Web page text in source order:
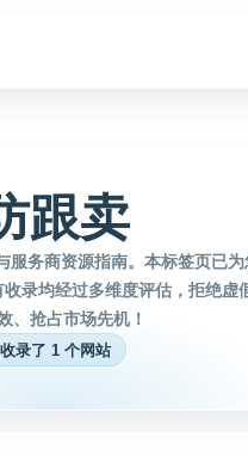
跟卖
务商资源指南。本标签页已
录均经过多维度评估，拒绝虚
、抢占市场先机！
收录了 1 个网站